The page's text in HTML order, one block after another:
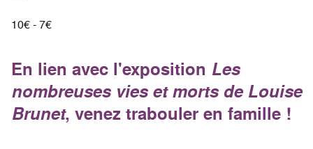
10€ - 7€
En lien avec l'exposition Les
nombreuses vies et morts de Louise
Brunet, venez trabouler en famille !